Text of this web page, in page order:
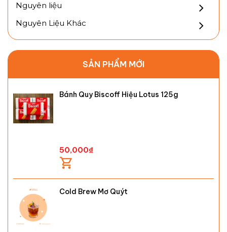
Nguyên liệu
Nguyên Liệu Khác
SẢN PHẨM MỚI
Bánh Quy Biscoff Hiệu Lotus 125g
50,000₫
Cold Brew Mơ Quýt